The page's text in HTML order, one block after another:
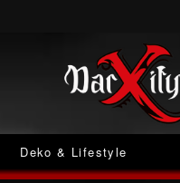
Deko & Lifestyle